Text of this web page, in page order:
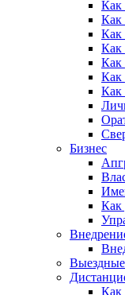
Как
Как
Как
Как
Как
Как
Как
Бизнес
Как
Как